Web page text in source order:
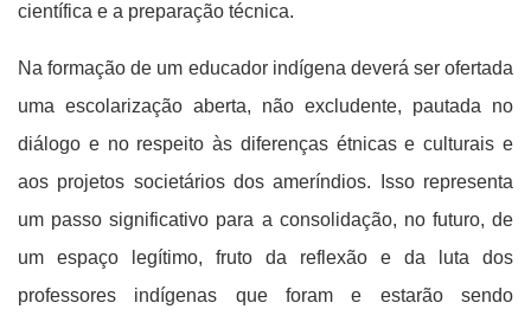
científica e a preparação técnica.
Na formação de um educador indígena deverá ser ofertada
uma escolarização aberta, não excludente, pautada no
diálogo e no respeito às diferenças étnicas e culturais e
aos projetos societários dos ameríndios. Isso representa
um passo significativo para a consolidação, no futuro, de
um espaço legítimo, fruto da reflexão e da luta dos
professores indígenas que foram e estarão sendo